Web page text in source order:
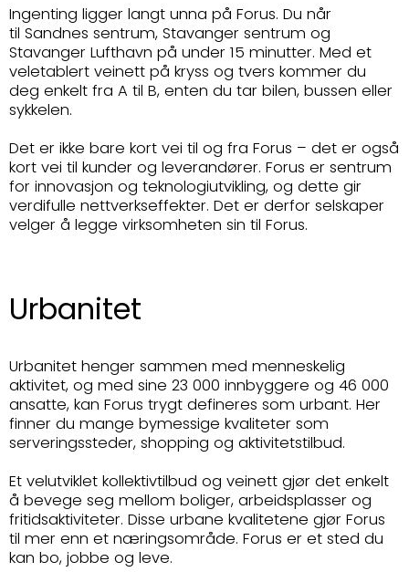
Ingenting ligger langt unna på Forus. Du når
til Sandnes sentrum, Stavanger sentrum og
Stavanger Lufthavn på under 15 minutter. Med et
veletablert veinett på kryss og tvers kommer du
deg enkelt fra A til B, enten du tar bilen, bussen eller
sykkelen.
Det er ikke bare kort vei til og fra Forus – det er også
kort vei til kunder og leverandører. Forus er sentrum
for innovasjon og teknologiutvikling, og dette gir
verdifulle nettverkseffekter. Det er derfor selskaper
velger å legge virksomheten sin til Forus.
Urbanitet
Urbanitet henger sammen med menneskelig
aktivitet, og med sine 23 000 innbyggere og 46 000
ansatte, kan Forus trygt defineres som urbant. Her
finner du mange bymessige kvaliteter som
serveringssteder, shopping og aktivitetstilbud.
Et velutviklet kollektivtilbud og veinett gjør det enkelt
å bevege seg mellom boliger, arbeidsplasser og
fritidsaktiviteter. Disse urbane kvalitetene gjør Forus
til mer enn et næringsområde. Forus er et sted du
kan bo, jobbe og leve.